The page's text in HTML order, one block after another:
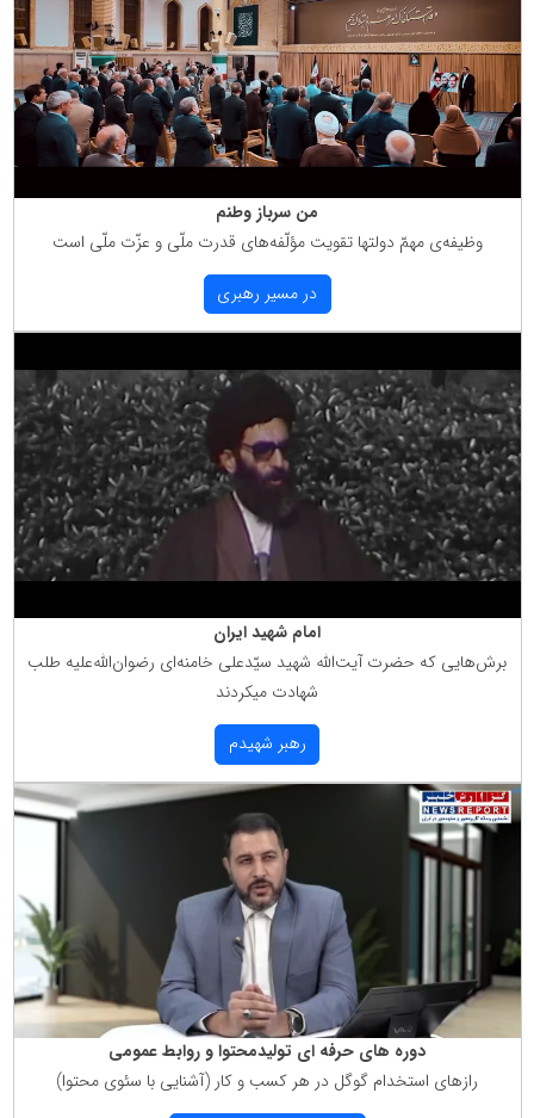
من سرباز وطنم
وظیفه‌ی مهمّ دولتها تقویت مؤلّفه‌های قدرت ملّی و عزّت ملّی است
در مسیر رهبری
امام شهید ایران
برش‌هایی كه حضرت آیت‌الله شهید سیّدعلی خامنه‌ای رضوان‌الله‌علیه طلب
شهادت میكردند
رهبر شهیدم
دوره های حرفه ای تولیدمحتوا و روابط عمومی
رازهای استخدام گوگل در هر كسب و كار (آشنایی با سئوی محتوا)